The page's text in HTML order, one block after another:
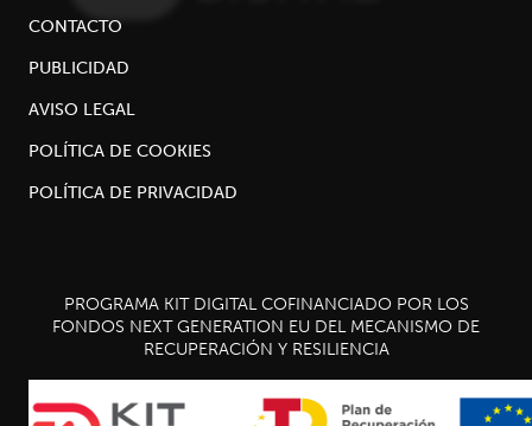
CONTACTO
PUBLICIDAD
AVISO LEGAL
POLÍTICA DE COOKIES
POLÍTICA DE PRIVACIDAD
PROGRAMA KIT DIGITAL COFINANCIADO POR LOS
FONDOS NEXT GENERATION EU DEL MECANISMO DE
RECUPERACIÓN Y RESILIENCIA